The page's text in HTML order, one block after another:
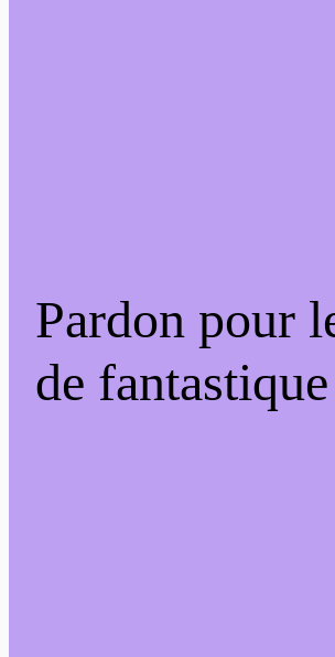
Pardon pour
de